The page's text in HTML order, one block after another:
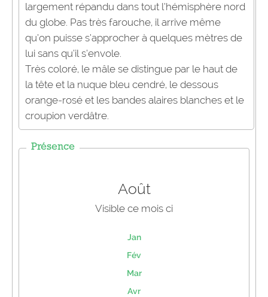
largement répandu dans tout l’hémisphère nord
du globe. Pas très farouche, il arrive même
qu’on puisse s’approcher à quelques mètres de
lui sans qu’il s’envole.
Très coloré, le mâle se distingue par le haut de
la tête et la nuque bleu cendré, le dessous
orange-rosé et les bandes alaires blanches et le
croupion verdâtre.
Présence
Août
Visible ce mois ci
Jan
Fév
Mar
Avr